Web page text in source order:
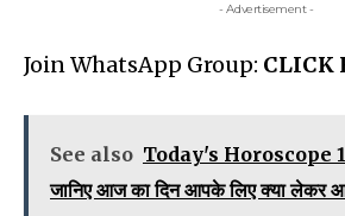
- Advertisement -
‎Join WhatsApp Group: CLICK
See also Today's Horoscope
जानिए आज का दिन आपके लिए क्या लेकर